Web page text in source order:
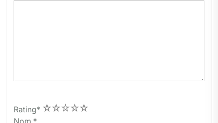
Rating* 5
4
3
2
1
Nom *